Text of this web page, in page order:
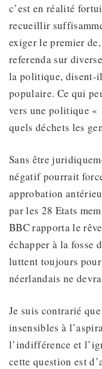
c’est en réalité
recueillir
exiger le premier
referenda sur
la politique, disent-
populaire. Ce qui
vers une politique «
quels déchets les
Sans être
négatif pourrait
approbation
par les 28 Etats
BBC rapporta le
échapper à la fosse
luttent toujours pour
néerlandais ne
Je suis contrarié
insensibles à
l’indifférence et
cette question est